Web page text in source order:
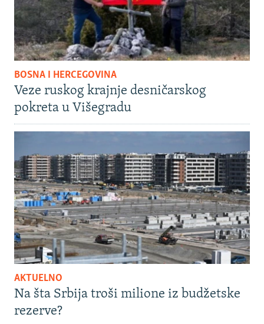
BOSNA I HERCEGOVINA
Veze ruskog krajnje desničarskog
pokreta u Višegradu
AKTUELNO
Na šta Srbija troši milione iz budžetske
rezerve?